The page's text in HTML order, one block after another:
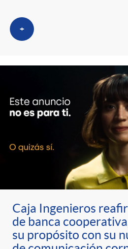
+
Caja Ingenieros
de banca
su propósito con su